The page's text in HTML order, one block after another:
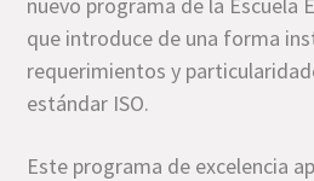
que introduce de una forma
requerimientos y
estándar ISO.
Este programa de excelencia